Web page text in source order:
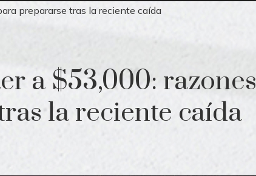
prepararse tras la reciente caída
a $53,000: razones
la reciente caída